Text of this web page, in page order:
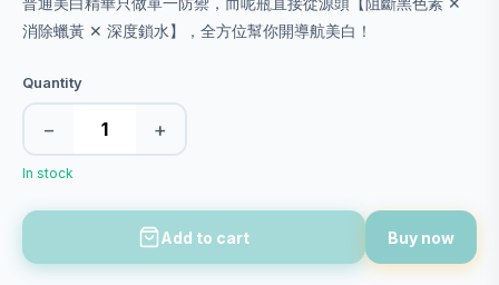
消除蠟黃 ✕ 深度鎖水】，全方位幫你開導航美白！
Quantity
− +
In stock
Add to cart Buy now